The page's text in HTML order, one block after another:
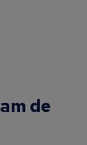
de